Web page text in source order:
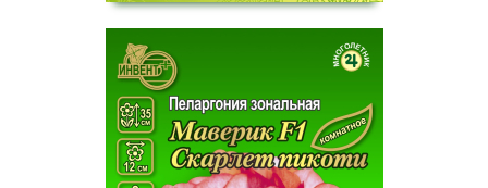
-
на страницу товара